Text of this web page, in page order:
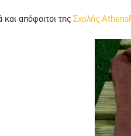
απόφοιτοι της Σχολής